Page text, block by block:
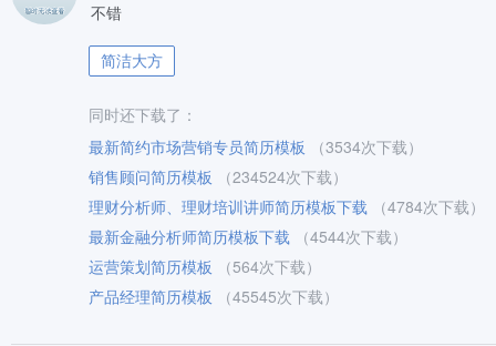
不错
简洁大方
同时还下载了：
最新简约市场营销专员简历模板
（3534次下载）
销售顾问简历模板
（234524次下载）
理财分析师、理财培训讲师简历模板下载
（4784次下载）
最新金融分析师简历模板下载
（4544次下载）
运营策划简历模板
（564次下载）
产品经理简历模板
（45545次下载）